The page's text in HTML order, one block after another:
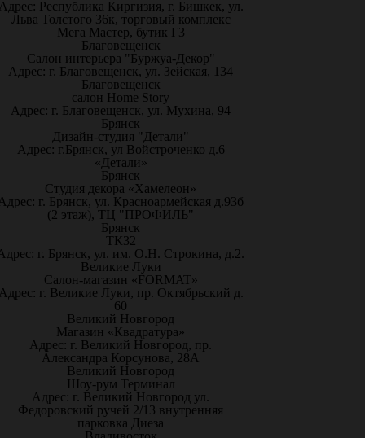
Республика Киргизия, г. Бишкек, ул.
Льва Толстого 36к, торговый комплекс
Мега Мастер, бутик Г3
Благовещенск
Салон интерьера "Буржуа-Декор"
Адрес: г. Благовещенск, ул. Зейская, 134
Благовещенск
салон Home Story
Адрес: г. Благовещенск, ул. Мухина, 94
Брянск
Дизайн-студия "Детали"
Адрес: г.Брянск, ул Войстроченко д.6
«Детали»
Брянск
Студия декора «Хамелеон»
г. Брянск, ул. Красноармейская д.93б
(2 этаж), ТЦ "ПРОФИЛЬ"
Брянск
ТК32
г. Брянск, ул. им. О.Н. Строкина, д.2.
Великие Луки
Салон-магазин «FORMAT»
г. Великие Луки, пр. Октябрьский д.
60
Великий Новгород
Магазин «Квадратура»
Адрес: г. Великий Новгород, пр.
Александра Корсунова, 28А
Великий Новгород
Шоу-рум Терминал
Адрес: г. Великий Новгород ул.
Федоровский ручей 2/13 внутренняя
парковка Диеза